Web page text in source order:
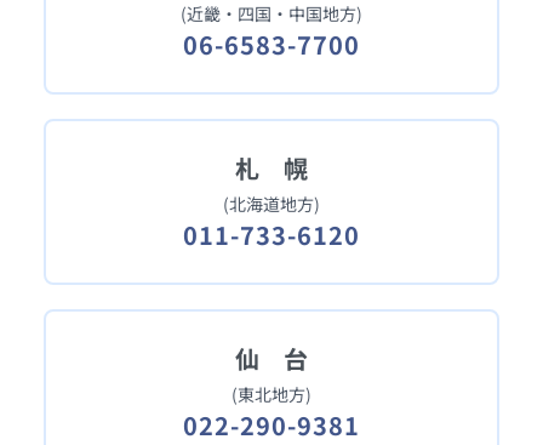
(近畿・四国・中国地方)
06-6583-7700
札 幌
(北海道地方)
011-733-6120
仙 台
(東北地方)
022-290-9381